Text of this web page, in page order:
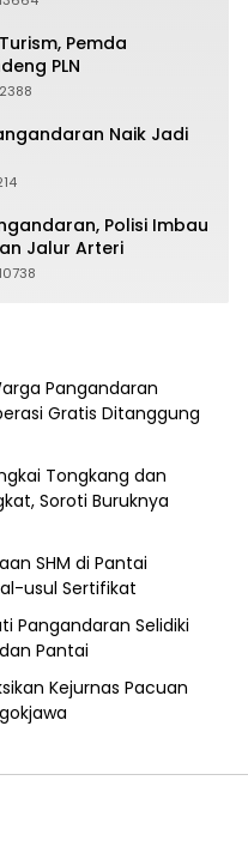
Pemda
PLN
Naik Jadi
Polisi Imbau
Jalur Arteri
10738
Pangandaran
Gratis Ditanggung
Tongkang dan
Soroti Buruknya
SHM di Pantai
usul Sertifikat
Pangandaran Selidiki
Pantai
Kejurnas Pacuan